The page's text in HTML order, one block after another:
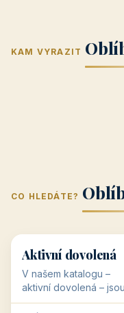
KAM VYRAZIT
(Jihomoravský
kraj)
Zlínský kraj
Karlovarský
CO HLEDÁTE?
🥾 36
Aktivní dovolená
V našem katalogu –
aktivní dovolená – jsou
pro Vás připraveny